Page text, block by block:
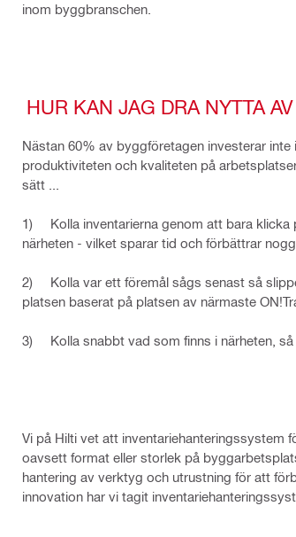
inom byggbranschen.
HUR KAN JAG DRA NYTTA
Nästan 60% av byggföretagen investerar
produktiviteten och kvaliteten på
sätt ...
1) Kolla inventarierna genom att bara klicka
närheten - vilket sparar tid och förbättrar
2) Kolla var ett föremål sågs senast så
platsen baserat på platsen av närmaste
3) Kolla snabbt vad som finns i närheten, så
Vi på Hilti vet att inventariehanteringssystem
oavsett format eller storlek på
hantering av verktyg och utrustning för att
innovation har vi tagit